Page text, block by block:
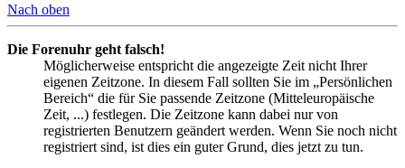
Nach oben
Die Forenuhr geht falsch!
Möglicherweise entspricht die angezeigte Zeit nicht Ihrer
eigenen Zeitzone. In diesem Fall sollten Sie im „Persönlichen
Bereich“ die für Sie passende Zeitzone (Mitteleuropäische
Zeit, ...) festlegen. Die Zeitzone kann dabei nur von
registrierten Benutzern geändert werden. Wenn Sie noch nicht
registriert sind, ist dies ein guter Grund, dies jetzt zu tun.